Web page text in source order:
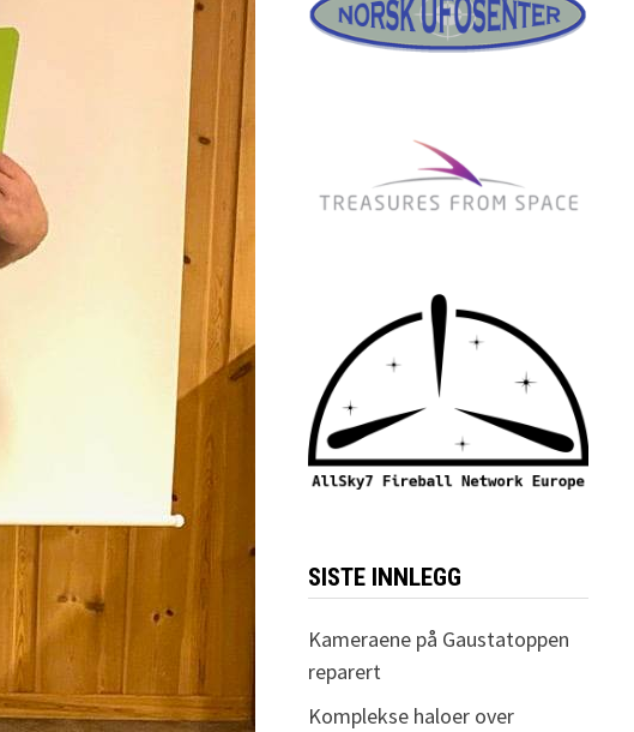
SISTE INNLEGG
Kameraene på Gaustatoppen
reparert
Komplekse haloer over